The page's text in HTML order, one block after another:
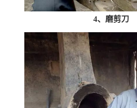
4、磨剪刀